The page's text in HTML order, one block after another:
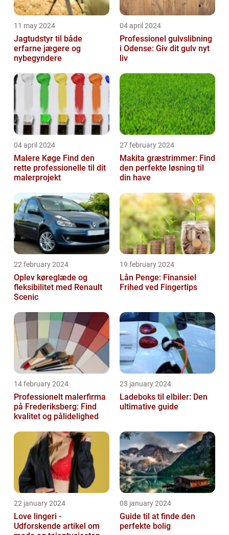
11 may 2024
Jagtudstyr til både
erfarne jægere og
nybegyndere
04 april 2024
Professionel gulvslibning
i Odense: Giv dit gulv nyt
liv
04 april 2024
Malere Køge Find den
rette professionelle til dit
malerprojekt
27 february 2024
Makita græstrimmer: Find
den perfekte løsning til
din have
22 february 2024
Oplev køreglæde og
fleksibilitet med Renault
Scenic
19 february 2024
Lån Penge: Finansiel
Frihed ved Fingertips
14 february 2024
Professionelt malerfirma
på Frederiksberg: Find
kvalitet og pålidelighed
23 january 2024
Ladeboks til elbiler: Den
ultimative guide
22 january 2024
Love lingeri -
Udforskende artikel om
08 january 2024
Guide til at finde den
perfekte bolig